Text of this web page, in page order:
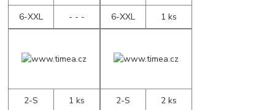
6-XXL
- - -
6-XXL
1 ks
2-S
1 ks
2-S
2 ks